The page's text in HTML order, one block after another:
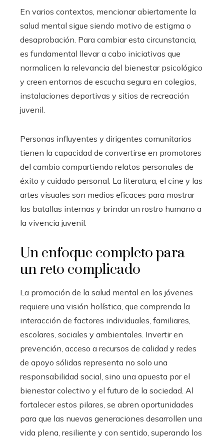
En varios contextos, mencionar abiertamente la
salud mental sigue siendo motivo de estigma o
desaprobación. Para cambiar esta circunstancia,
es fundamental llevar a cabo iniciativas que
normalicen la relevancia del bienestar psicológico
y creen entornos de escucha segura en colegios,
instalaciones deportivas y sitios de recreación
juvenil.
Personas influyentes y dirigentes comunitarios
tienen la capacidad de convertirse en promotores
del cambio compartiendo relatos personales de
éxito y cuidado personal. La literatura, el cine y las
artes visuales son medios eficaces para mostrar
las batallas internas y brindar un rostro humano a
la vivencia juvenil.
Un enfoque completo para
un reto complicado
La promoción de la salud mental en los jóvenes
requiere una visión holística, que comprenda la
interacción de factores individuales, familiares,
escolares, sociales y ambientales. Invertir en
prevención, acceso a recursos de calidad y redes
de apoyo sólidas representa no solo una
responsabilidad social, sino una apuesta por el
bienestar colectivo y el futuro de la sociedad. Al
fortalecer estos pilares, se abren oportunidades
para que las nuevas generaciones desarrollen una
vida plena, resiliente y con sentido, superando los